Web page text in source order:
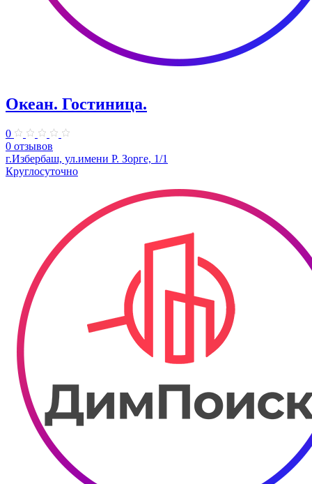
Океан. Гостиница.
0
0 отзывов
г.Избербаш, ул.имени Р. Зорге, 1/1
Круглосуточно